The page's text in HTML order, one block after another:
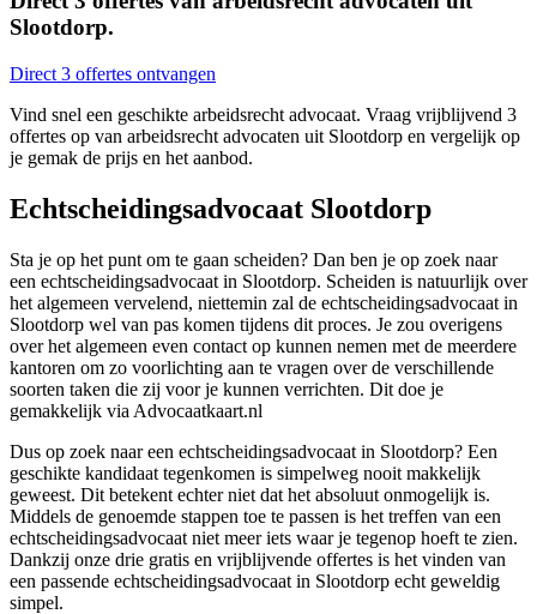
Slootdorp.
Direct 3 offertes ontvangen
Vind snel een geschikte arbeidsrecht advocaat. Vraag vrijblijvend 3
offertes op van arbeidsrecht advocaten uit Slootdorp en vergelijk op
je gemak de prijs en het aanbod.
Echtscheidingsadvocaat Slootdorp
Sta je op het punt om te gaan scheiden? Dan ben je op zoek naar
een echtscheidingsadvocaat in Slootdorp. Scheiden is natuurlijk over
het algemeen vervelend, niettemin zal de echtscheidingsadvocaat in
Slootdorp wel van pas komen tijdens dit proces. Je zou overigens
over het algemeen even contact op kunnen nemen met de meerdere
kantoren om zo voorlichting aan te vragen over de verschillende
soorten taken die zij voor je kunnen verrichten. Dit doe je
gemakkelijk via Advocaatkaart.nl
Dus op zoek naar een echtscheidingsadvocaat in Slootdorp? Een
geschikte kandidaat tegenkomen is simpelweg nooit makkelijk
geweest. Dit betekent echter niet dat het absoluut onmogelijk is.
Middels de genoemde stappen toe te passen is het treffen van een
echtscheidingsadvocaat niet meer iets waar je tegenop hoeft te zien.
Dankzij onze drie gratis en vrijblijvende offertes is het vinden van
een passende echtscheidingsadvocaat in Slootdorp echt geweldig
simpel.